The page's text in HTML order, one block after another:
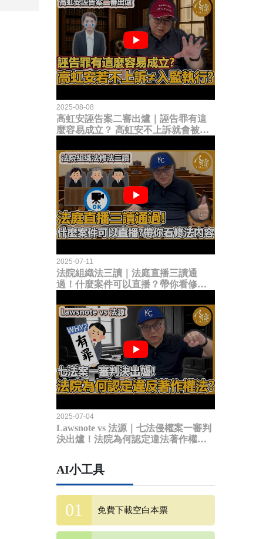
2025-08-08
高虹安誣告案二審出爐｜誣告罪有這
麼容易成立？ 高虹安不上訴就會被
2025-07-11
法院組織法三讀｜法庭直播三讀通
過！什麼案件可以直播？帶你看修法
2025-07-04
Lawsnote vs 法源｜七法侵權案一審判
決出爐！法院為何認定違法著作權
AI小工具
免費下載空白本票